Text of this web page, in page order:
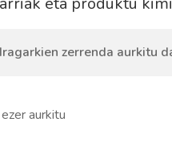
zerrenda aurkitu
aurkitu